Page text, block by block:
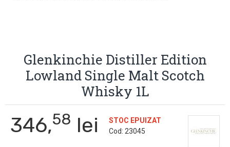
Glenkinchie Distiller Edition
Lowland Single Malt Scotch
Whisky 1L
346,58 lei
STOC EPUIZAT
Cod: 23045